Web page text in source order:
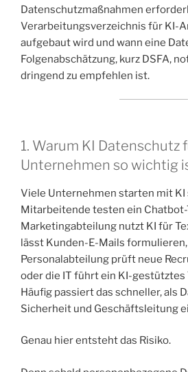
Datenschutzmaßnahmen
Verarbeitungsverzeichnis für KI-
aufgebaut wird und wann eine
Folgenabschätzung, kurz DSFA,
dringend zu empfehlen ist.
1. Warum KI Datenschutz
Unternehmen so wichtig
Viele Unternehmen starten mit KI
Mitarbeitende testen ein Chatbot-
Marketingabteilung nutzt KI für
lässt Kunden-E-Mails
Personalabteilung prüft neue
oder die IT führt ein KI-
Häufig passiert das schneller, als
Sicherheit und Geschäftsleitung
Genau hier entsteht das Risiko.